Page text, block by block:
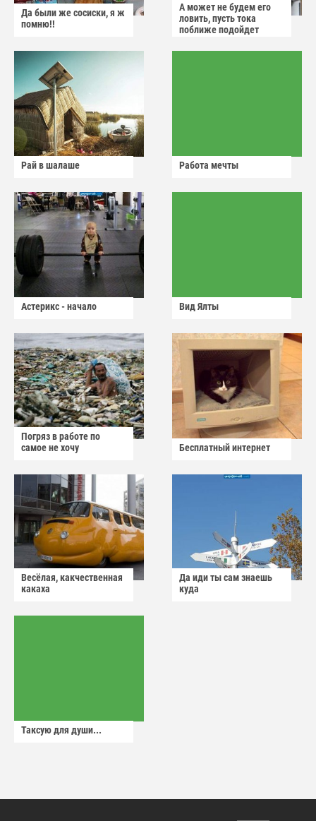
Да были же сосиски, я ж
помню!!
А может не будем его
ловить, пусть тока
поближе подойдет
Рай в шалаше Работа мечты
Астерикс - начало Вид Ялты
Погряз в работе по
самое не хочу
Бесплатный интернет
Весёлая, какчественная
какаха
Да иди ты сам знаешь
куда
Таксую для души...